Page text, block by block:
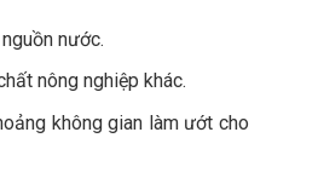
ngoài đồng đặc biệt trên
ăn quả.
vùng khí hậu nóng khô,